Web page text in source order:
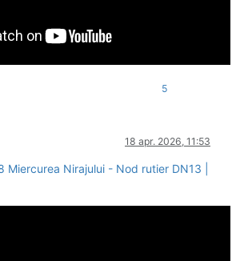
5
18 apr. 2026, 11:53
Miercurea Nirajului - Nod rutier DN13 |